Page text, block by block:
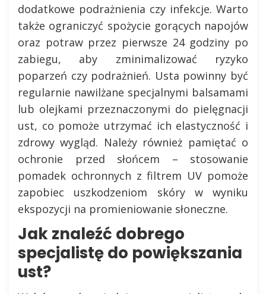
dodatkowe podrażnienia czy infekcje. Warto
także ograniczyć spożycie gorących napojów
oraz potraw przez pierwsze 24 godziny po
zabiegu, aby zminimalizować ryzyko
poparzeń czy podrażnień. Usta powinny być
regularnie nawilżane specjalnymi balsamami
lub olejkami przeznaczonymi do pielęgnacji
ust, co pomoże utrzymać ich elastyczność i
zdrowy wygląd. Należy również pamiętać o
ochronie przed słońcem – stosowanie
pomadek ochronnych z filtrem UV pomoże
zapobiec uszkodzeniom skóry w wyniku
ekspozycji na promieniowanie słoneczne.
Jak znaleźć dobrego
specjalistę do powiększania
ust?